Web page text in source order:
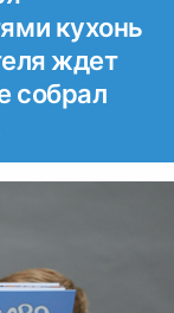
кухонь
ждет
собрал